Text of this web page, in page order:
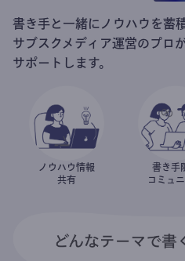
書き手と一緒にノウハウを蓄積
サブスクメディア運営のプロ
サポートします。
ノウハウ情報
共有
書き手
コミュ